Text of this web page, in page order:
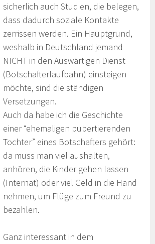
sicherlich auch Studien, die belegen,
dass dadurch soziale Kontakte
zerrissen werden. Ein Hauptgrund,
weshalb in Deutschland jemand
NICHT in den Auswärtigen Dienst
(Botschafterlaufbahn) einsteigen
möchte, sind die ständigen
Versetzungen.
Auch da habe ich die Geschichte
einer “ehemaligen pubertierenden
Tochter” eines Botschafters gehört:
da muss man viel aushalten,
anhören, die Kinder gehen lassen
(Internat) oder viel Geld in die Hand
nehmen, um Flüge zum Freund zu
bezahlen.
Ganz interessant in dem